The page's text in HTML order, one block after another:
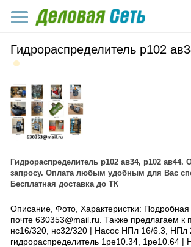
Гидрораспределитель р102
Гидрораспределитель р102 ав34, р102 ав44.
запросу. Оплата любым удобным для Вас
Бесплатная доставка до ТК
Описание, Фото, Характеристки:
почте 630353@mail.ru. Также предлагаем к
нс16/320, нс32/320 | Насос НПл 16/6.3, НПл
гидрораспределитель 1ре10.34, 1ре10.64 |